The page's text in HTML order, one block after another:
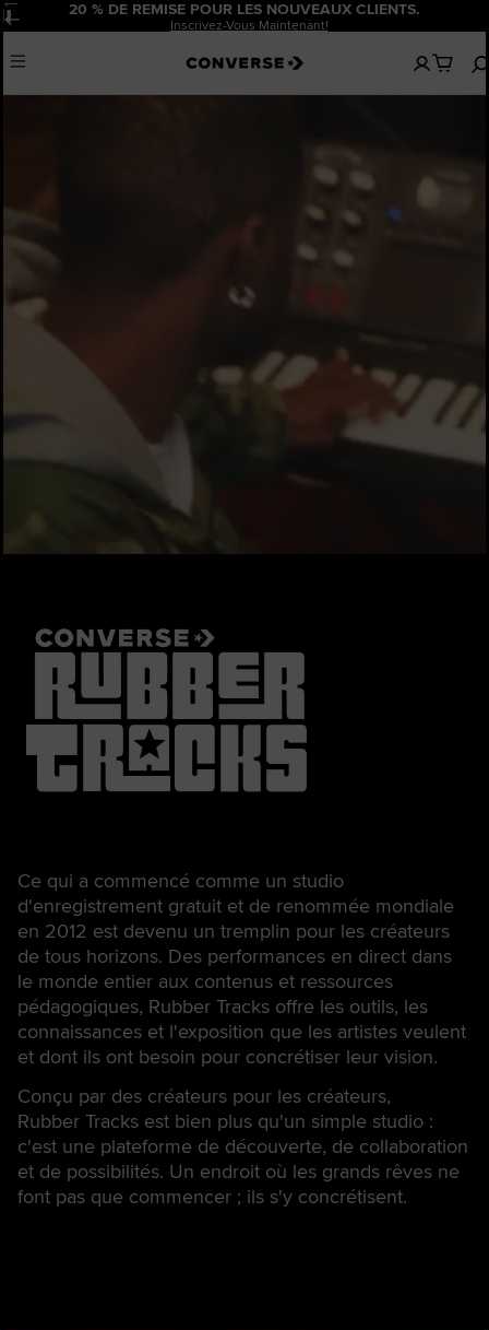
Pause 20 % DE REMISE POUR LES NOUVEAUX CLIENTS.
Inscrivez-Vous Maintenant!
Menu
Aucun
articles
dans
Ce qui a commencé comme un studio
d'enregistrement gratuit et de renommée mondiale
en 2012 est devenu un tremplin pour les créateurs
de tous horizons. Des performances en direct dans
le monde entier aux contenus et ressources
pédagogiques, Rubber Tracks offre les outils, les
connaissances et l'exposition que les artistes veulent
et dont ils ont besoin pour concrétiser leur vision.
Conçu par des créateurs pour les créateurs,
Rubber Tracks est bien plus qu'un simple studio :
c'est une plateforme de découverte, de collaboration
et de possibilités. Un endroit où les grands rêves ne
font pas que commencer ; ils s'y concrétisent.